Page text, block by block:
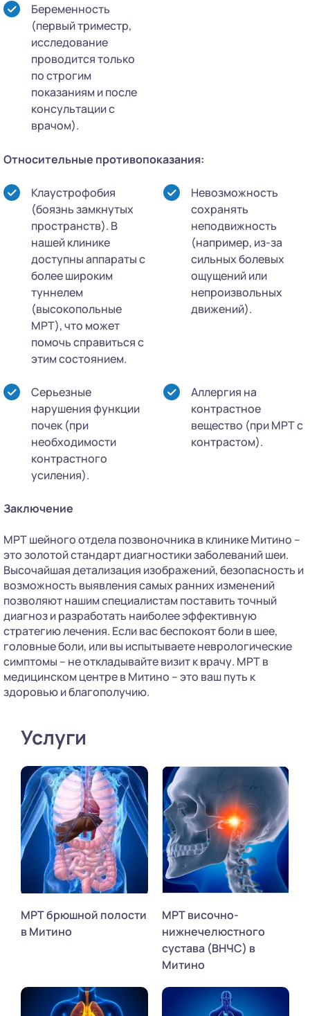
Беременность
(первый триместр,
исследование
проводится только
по строгим
показаниям и после
консультации с
врачом).
Относительные противопоказания:
Клаустрофобия
(боязнь замкнутых
пространств). В
нашей клинике
доступны аппараты с
более широким
туннелем
(высокопольные
МРТ), что может
помочь справиться с
этим состоянием.
Невозможность
сохранять
неподвижность
(например, из-за
сильных болевых
ощущений или
непроизвольных
движений).
Серьезные
нарушения функции
почек (при
необходимости
контрастного
усиления).
Аллергия на
контрастное
вещество (при МРТ с
контрастом).
Заключение
МРТ шейного отдела позвоночника в клинике Митино –
это золотой стандарт диагностики заболеваний шеи.
Высочайшая детализация изображений, безопасность и
возможность выявления самых ранних изменений
позволяют нашим специалистам поставить точный
диагноз и разработать наиболее эффективную
стратегию лечения. Если вас беспокоят боли в шее,
головные боли, или вы испытываете неврологические
симптомы – не откладывайте визит к врачу. МРТ в
медицинском центре в Митино – это ваш путь к
здоровью и благополучию.
Услуги
МРТ брюшной полости
в Митино
МРТ височно-
нижнечелюстного
сустава (ВНЧС) в
Митино